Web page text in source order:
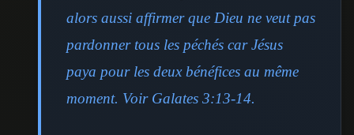
alors aussi affirmer que Dieu ne veut pas
pardonner tous les péchés car Jésus
paya pour les deux bénéfices au même
moment. Voir Galates 3:13-14.